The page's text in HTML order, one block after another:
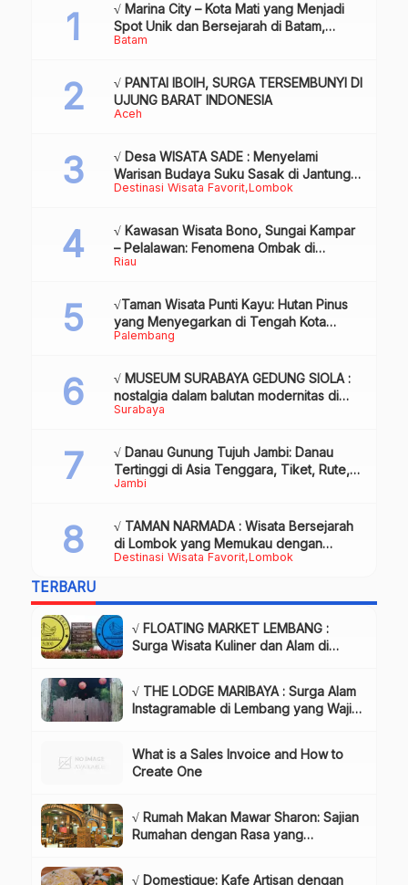
Batam
√ Marina City – Kota Mati yang Menjadi
Spot Unik dan Bersejarah di Batam,
Review & Info
Aceh
√ PANTAI IBOIH, SURGA TERSEMBUNYI DI
UJUNG BARAT INDONESIA
Destinasi Wisata Favorit Lombok
√ Desa WISATA SADE : Menyelami
Warisan Budaya Suku Sasak di Jantung
Lombok
Riau
√ Kawasan Wisata Bono, Sungai Kampar
– Pelalawan: Fenomena Ombak di
Tengah Sungai yang Mendunia, Review
Palembang
√Taman Wisata Punti Kayu: Hutan Pinus
yang Menyegarkan di Tengah Kota
Palembang
Surabaya
√ MUSEUM SURABAYA GEDUNG SIOLA :
nostalgia dalam balutan modernitas di
tengah kota pahlawan, Review & Info
Jambi
√ Danau Gunung Tujuh Jambi: Danau
Tertinggi di Asia Tenggara, Tiket, Rute,
Daya Tarik & Tips Lengkap
Destinasi Wisata Favorit Lombok
√ TAMAN NARMADA : Wisata Bersejarah
di Lombok yang Memukau dengan
Keindahan Alam & Budaya
TERBARU
√ FLOATING MARKET LEMBANG :
Surga Wisata Kuliner dan Alam di
√ THE LODGE MARIBAYA : Surga Alam
Instagramable di Lembang yang Wajib
What is a Sales Invoice and How to
Create One
√ Rumah Makan Mawar Sharon: Sajian
Rumahan dengan Rasa yang
√ Domestique: Kafe Artisan dengan